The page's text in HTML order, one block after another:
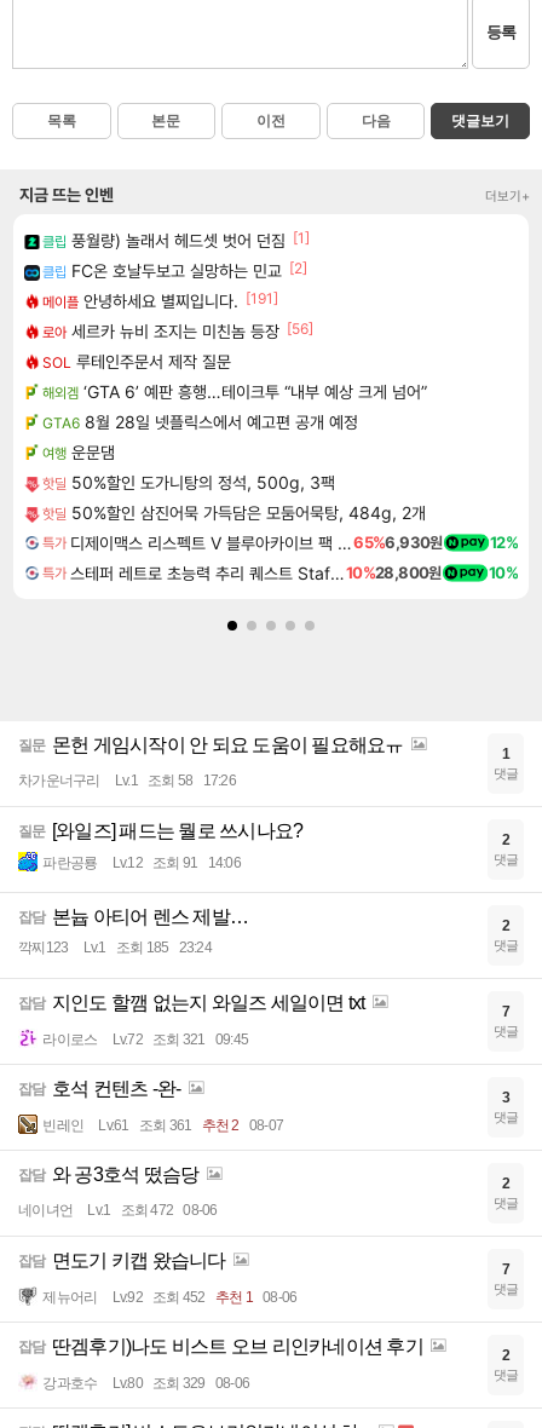
등록
목록 본문 이전 다음 댓글보기
지금 뜨는 인벤 더보기+
클립 풍월량) 놀래서 헤드셋 벗어 던짐 [1]
클립 FC온 호날두보고 실망하는 민교 [2]
메이플 안녕하세요 별찌입니다. [191]
로아 세르카 뉴비 조지는 미친놈 등장 [56]
SOL 루테인주문서 제작 질문
해외겜 ‘GTA 6’ 예판 흥행…테이크투 “내부 예상 크게 넘어”
GTA6 8월 28일 넷플릭스에서 예고편 공개 예정
여행 운문댐
핫딜 50%할인 도가니탕의 정석, 500g, 3팩
핫딜 50%할인 삼진어묵 가득담은 모둠어묵탕, 484g, 2개
특가 디제이맥스 리스펙트 V 블루아카이브 팩 DJMAX RESPECT V Blue Archive Pack DLC65%6,930원 12%
특가 스테퍼 레트로 초능력 추리 퀘스트 Staffer Retro A Supernatural Mystery Quest10%28,800원 10%
질문 몬헌 게임시작이 안 되요 도움이 필요해요ㅠ
차가운너구리 Lv.1 조회 58 17:26
1
댓글
질문 [와일즈] 패드는 뭘로 쓰시나요?
파란공룡 Lv.12 조회 91 14:06
2
댓글
잡담 본늅 아티어 렌스 제발…
깍찌123 Lv.1 조회 185 23:24
2
댓글
잡담 지인도 할깸 없는지 와일즈 세일이면 txt
라이로스 Lv.72 조회 321 09:45
7
댓글
잡담 호석 컨텐츠 -완-
빈레인 Lv.61 조회 361 추천 2 08-07
3
댓글
잡담 와 공3호석 떴슴당
네이녀언 Lv.1 조회 472 08-06
2
댓글
잡담 면도기 키캡 왔습니다
제뉴어리 Lv.92 조회 452 추천 1 08-06
7
댓글
잡담 딴겜후기)나도 비스트 오브 리인카네이션 후기
강과호수 Lv.80 조회 329 08-06
2
댓글